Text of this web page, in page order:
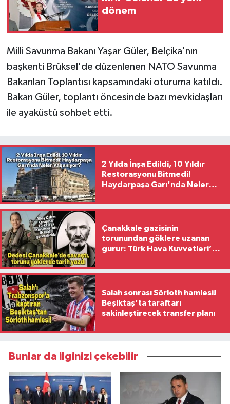
dönem
Milli Savunma Bakanı Yaşar Güler, Belçika'nın
başkenti Brüksel'de düzenlenen NATO Savunma
Bakanları Toplantısı kapsamındaki oturuma katıldı.
Bakan Güler, toplantı öncesinde bazı mevkidaşları
ile ayaküstü sohbet etti.
2 Yılda İnşa Edildi, 10 Yıldır
Restorasyonu Bitmedi!
Haydarpaşa Garı'nda Neler
Çanakkale gazisinin
torunundan göklere uzanan
gurur: Türk Hava Kuvvetleri’nin
Salah sonrası Sörloth hamlesi!
Beşiktaş'ta taraftarı
sakinleştirecek transfer planı
Bunlar da ilginizi çekebilir